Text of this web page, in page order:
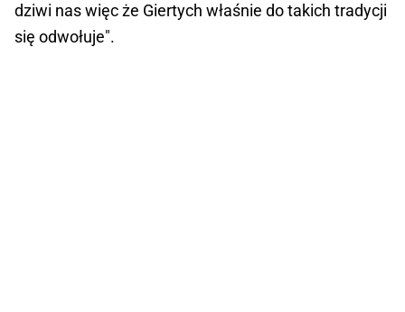
dziwi nas więc że Giertych właśnie do takich tradycji
się odwołuje".